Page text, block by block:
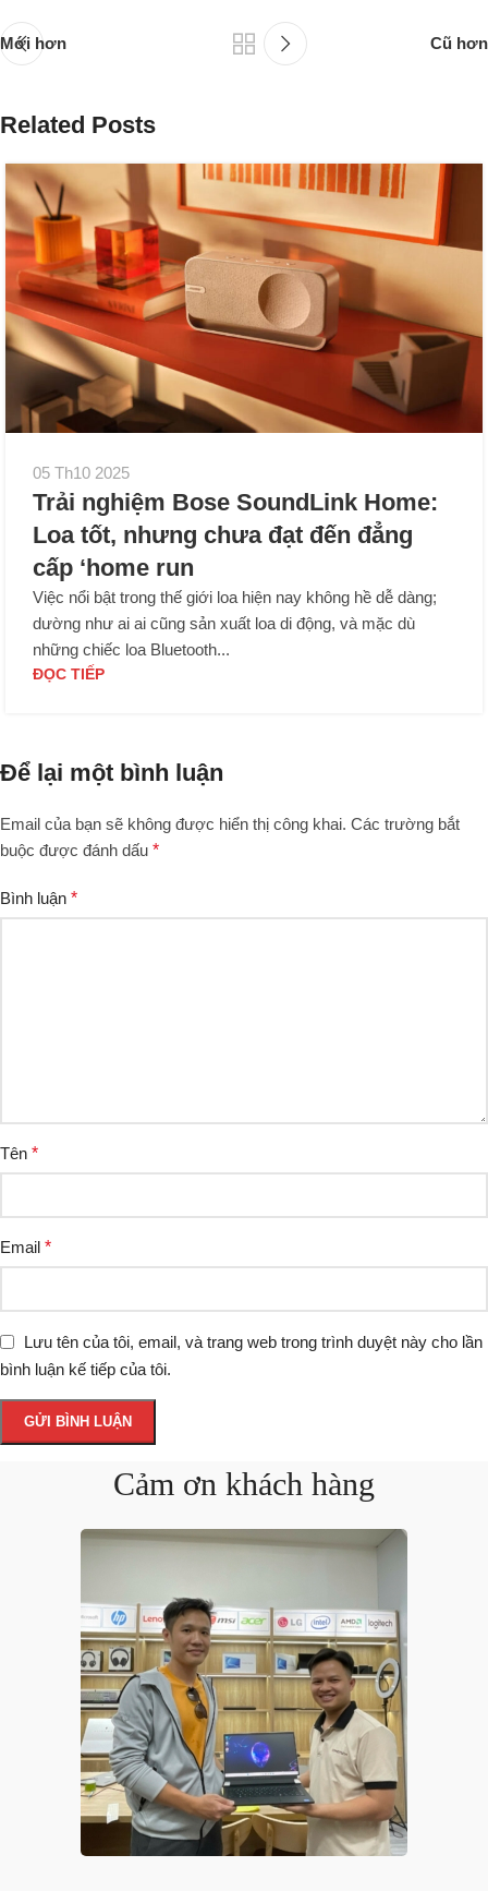
Mới hơn Cũ hơn
Related Posts
05 Th10 2025
Trải nghiệm Bose SoundLink Home:
Loa tốt, nhưng chưa đạt đến đẳng
cấp ‘home run
Việc nổi bật trong thế giới loa hiện nay không hề dễ dàng;
dường như ai ai cũng sản xuất loa di động, và mặc dù
những chiếc loa Bluetooth...
ĐỌC TIẾP
Để lại một bình luận
Email của bạn sẽ không được hiển thị công khai. Các trường bắt
buộc được đánh dấu *
Bình luận *
Tên *
Email *
Lưu tên của tôi, email, và trang web trong trình duyệt này cho lần
bình luận kế tiếp của tôi.
Cảm ơn khách hàng